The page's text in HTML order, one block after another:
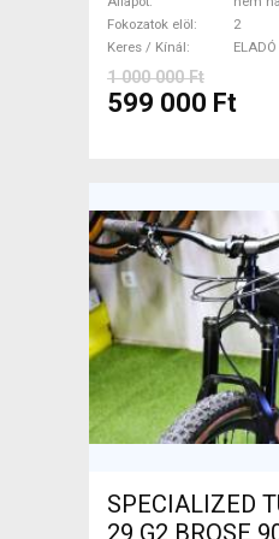
Fokozatok elöl
2
Keres / Kínál
ELADÓ
1 000 000 Ft
599 000 Ft
SPECIALIZED
29 G2 BROSE